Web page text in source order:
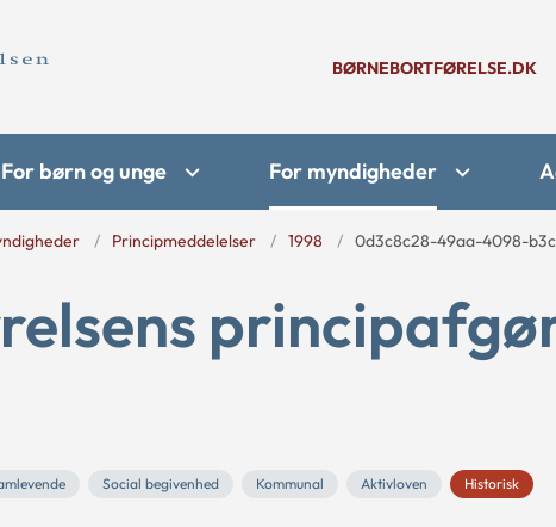
BØRNEBORTFØRELSE.DK
For børn og unge For myndigheder
Principmeddelelser 1998 0d3c8c28-49aa-4098-
Social begivenhed Kommunal Aktivloven Historisk